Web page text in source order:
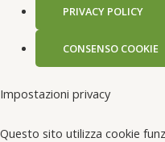
PRIVACY POLICY
CONSENSO COOKIE
Impostazioni privacy
Questo sito utilizza cookie